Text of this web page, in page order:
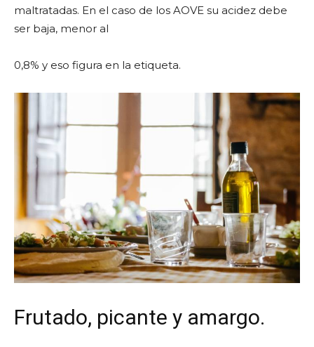
maltratadas. En el caso de los AOVE su acidez debe
ser baja, menor al
0,8% y eso figura en la etiqueta.
Frutado, picante y amargo.